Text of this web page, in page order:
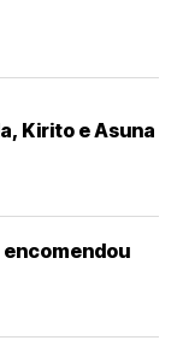
Kirito e Asuna